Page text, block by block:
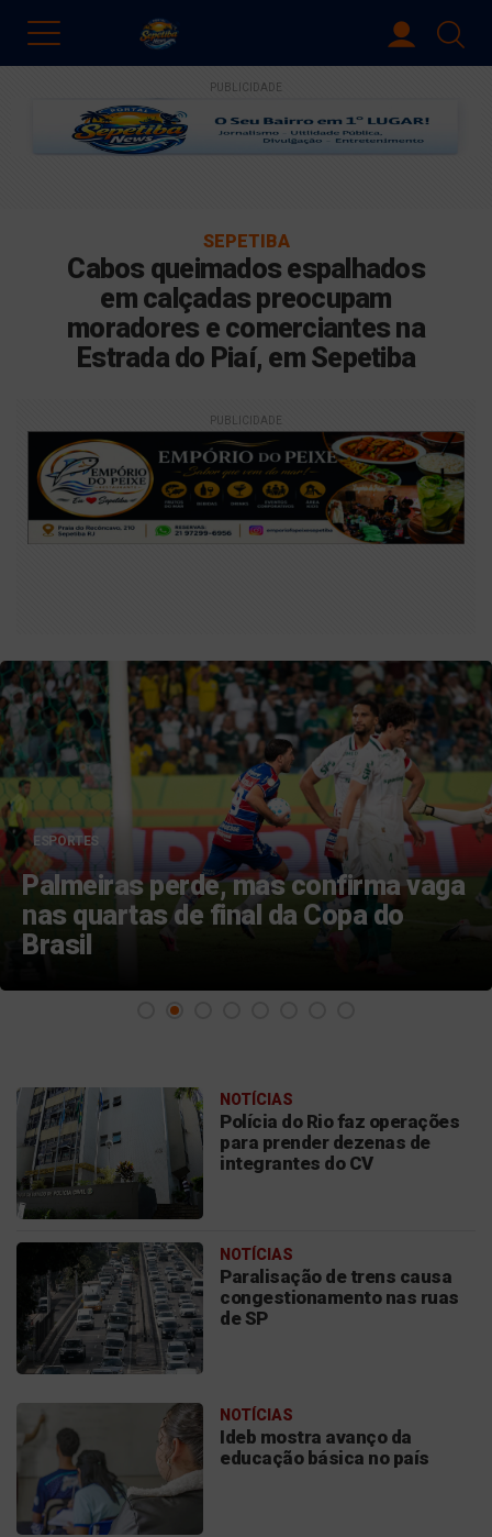
PUBLICIDADE
SEPETIBA
Cabos queimados espalhados
em calçadas preocupam
moradores e comerciantes na
Estrada do Piaí, em Sepetiba
PUBLICIDADE
CULTURA
Teatro da Caatinga: Bahia sedia
encontro internacional de arte
cênica
NOTÍCIAS
Polícia do Rio faz operações
para prender dezenas de
integrantes do CV
NOTÍCIAS
Paralisação de trens causa
congestionamento nas ruas
de SP
NOTÍCIAS
Ideb mostra avanço da
educação básica no país